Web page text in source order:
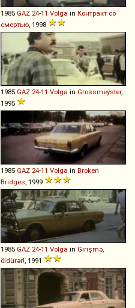
1985 GAZ 24-11 Volga in Контракт со
смертью, 1998
1985 GAZ 24-11 Volga in Grossmeýster,
1995
1985 GAZ 24-11 Volga in Broken
Bridges, 1999
1985 GAZ 24-11 Volga in Girişmə,
öldürər!, 1991